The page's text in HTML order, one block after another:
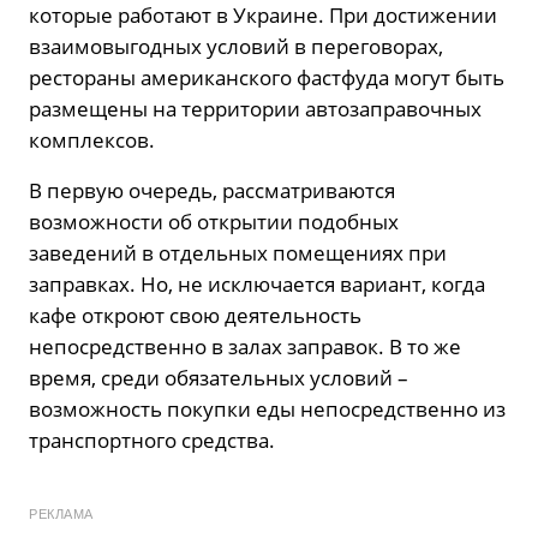
которые работают в Украине. При достижении
взаимовыгодных условий в переговорах,
рестораны американского фастфуда могут быть
размещены на территории автозаправочных
комплексов.
В первую очередь, рассматриваются
возможности об открытии подобных
заведений в отдельных помещениях при
заправках. Но, не исключается вариант, когда
кафе откроют свою деятельность
непосредственно в залах заправок. В то же
время, среди обязательных условий –
возможность покупки еды непосредственно из
транспортного средства.
РЕКЛАМА